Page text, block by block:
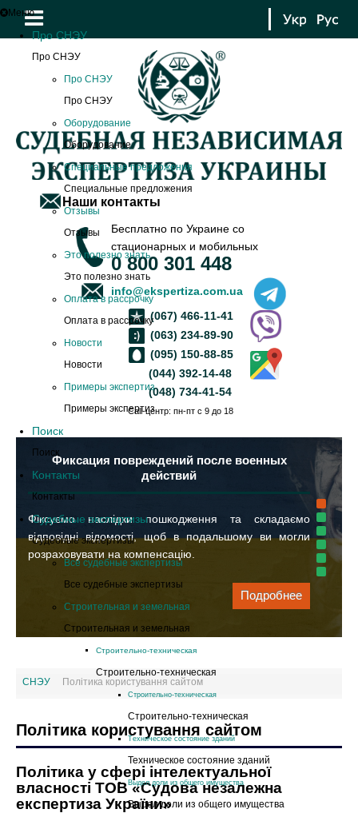
Меню
Про СНЭУ
Про СНЭУ
Про СНЭУ
Про СНЭУ
Оборудование
Оборудование
Специальные предложения
Специальные предложения
Отзывы
Отзывы
Это полезно знать
Это полезно знать
Оплата в рассрочку
Оплата в рассрочку
Новости
Новости
Примеры экспертиз
Примеры экспертиз
Поиск
Поиск
Контакты
Контакты
Судебные экспертизы
Судебные экспертизы
Все судебные экспертизы
Все судебные экспертизы
Строительная и земельная
Строительная и земельная
Cтроительно-техническая
Cтроительно-техническая
Cтроительно-техническая
Cтроительно-техническая
Техническое состояние зданий
Техническое состояние зданий
Выдел доли из общего имущества
Выдел доли из общего имущества
Наши контакты
Бесплатно по Украине со
стационарных и мобильных
0 800 301 448
info@ekspertiza.com.ua
(067) 466-11-41
(063) 234-89-90
(095) 150-88-85
(044) 392-14-48
(048) 734-41-54
Call-центр: пн-пт с 9 до 18
Фиксация повреждений после военных
действий
Фіксуємо наслідки пошкодження та складаємо
відповідні відомості, щоб в подальшому ви могли
розраховувати на компенсацію.
Подробнее
СНЭУ Політика користування сайтом
Політика користування сайтом
Політика у сфері інтелектуальної
власності ТОВ «Судова незалежна
експертиза України»